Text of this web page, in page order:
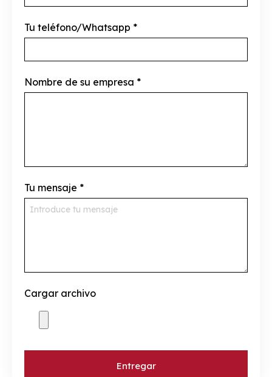
Tu teléfono/Whatsapp *
Nombre de su empresa *
Tu mensaje *
Cargar archivo
Entregar